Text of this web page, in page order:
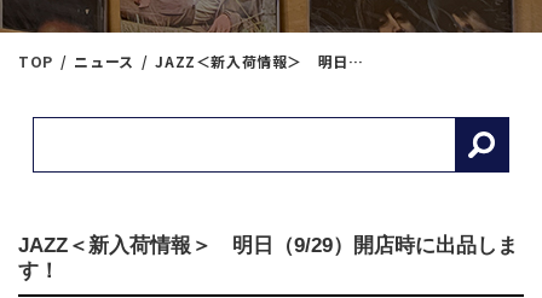
TOP ニュース JAZZ＜新入荷情報＞ 明日（9/29）開店時に出品します！
JAZZ＜新入荷情報＞ 明日（9/29）開店時に出品しま
す！